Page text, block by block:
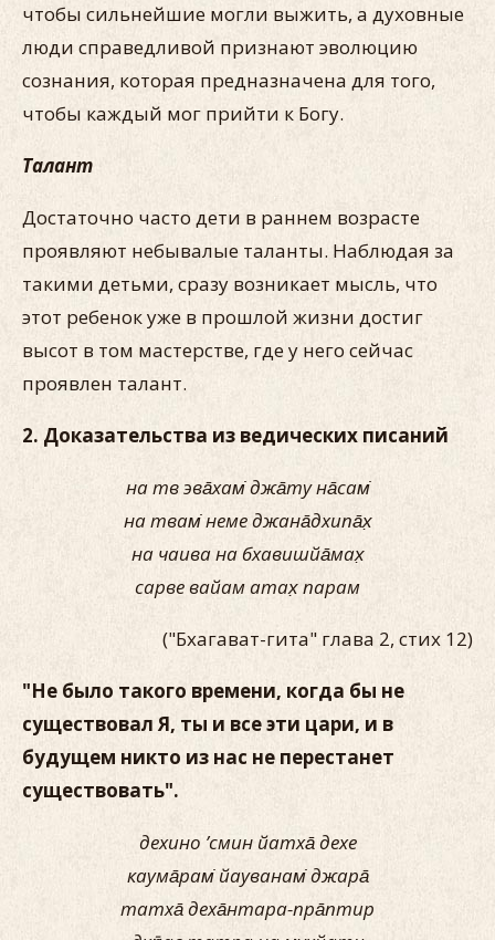
чтобы сильнейшие могли выжить, а духовные
люди справедливой признают эволюцию
сознания, которая предназначена для того,
чтобы каждый мог прийти к Богу.
Талант
Достаточно часто дети в раннем возрасте
проявляют небывалые таланты. Наблюдая за
такими детьми, сразу возникает мысль, что
этот ребенок уже в прошлой жизни достиг
высот в том мастерстве, где у него сейчас
проявлен талант.
2. Доказательства из ведических писаний
на тв эва̄хам̇ джа̄ту на̄сам̇
на твам̇ неме джана̄дхипа̄х̣
на чаива на бхавишйа̄мах̣
сарве вайам атах̣ парам
("Бхагават-гита" глава 2, стих 12)
"Не было такого времени, когда бы не
существовал Я, ты и все эти цари, и в
будущем никто из нас не перестанет
существовать".
дехино ’смин йатха̄ дехе
каума̄рам̇ йауванам̇ джара̄
татха̄ деха̄нтара-пра̄птир